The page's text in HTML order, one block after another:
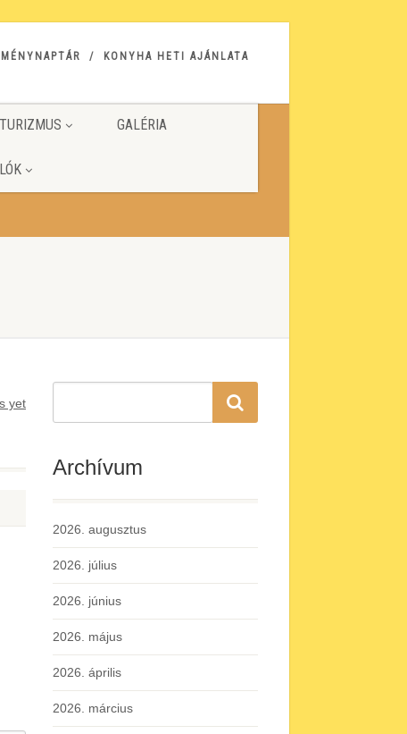
KONYHA HETI AJÁNLATA
TURIZMUS GALÉRIA
yet
Archívum
2026. augusztus
2026. július
2026. június
2026. május
2026. április
2026. március